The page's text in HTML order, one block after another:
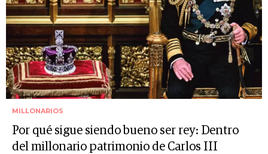
MILLONARIOS
Por qué sigue siendo bueno ser rey: Dentro
del millonario patrimonio de Carlos III